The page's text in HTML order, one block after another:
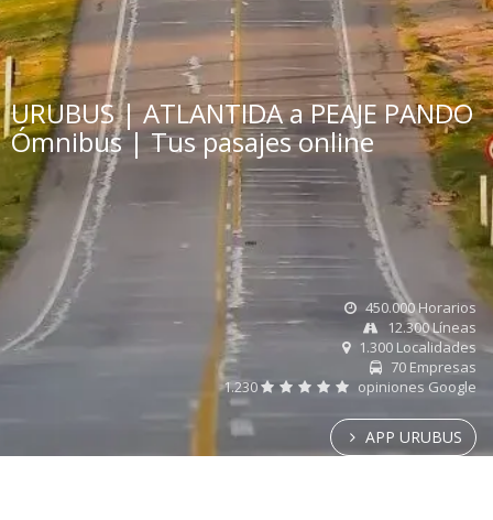
URUBUS | ATLANTIDA a PEAJE PANDO
Ómnibus | Tus pasajes online
450.000 Horarios
12.300 Líneas
1.300 Localidades
70 Empresas
1.230
opiniones Google
APP URUBUS